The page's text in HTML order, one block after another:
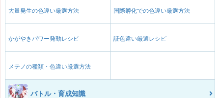
大量発生の色違い厳選方法 国際孵化での色違い厳選方法
かがやきパワー発動レシピ 証色違い厳選レシピ
メテノの種類・色違い厳選方法
バトル・育成知識